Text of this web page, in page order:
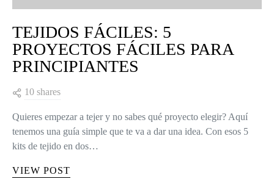
TEJIDOS FÁCILES: 5
PROYECTOS FÁCILES PARA
PRINCIPIANTES
10 shares
Quieres empezar a tejer y no sabes qué proyecto elegir? Aquí
tenemos una guía simple que te va a dar una idea. Con esos 5
kits de tejido en dos…
VIEW POST